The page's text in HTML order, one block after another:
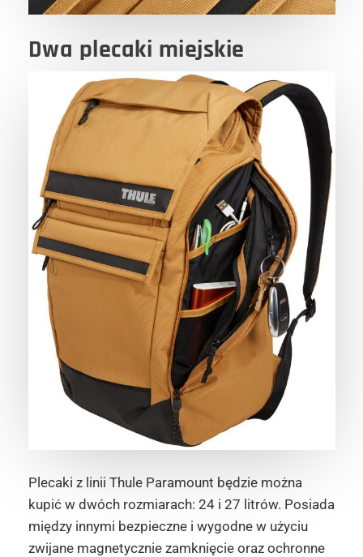
Dwa plecaki miejskie
Plecaki z linii Thule Paramount będzie można
kupić w dwóch rozmiarach: 24 i 27 litrów. Posiada
między innymi bezpieczne i wygodne w użyciu
zwijane magnetycznie zamknięcie oraz ochronne